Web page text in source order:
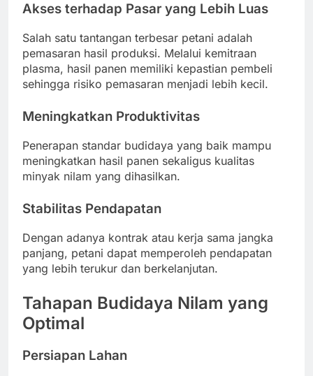
Akses terhadap Pasar yang Lebih Luas
Salah satu tantangan terbesar petani adalah
pemasaran hasil produksi. Melalui kemitraan
plasma, hasil panen memiliki kepastian pembeli
sehingga risiko pemasaran menjadi lebih kecil.
Meningkatkan Produktivitas
Penerapan standar budidaya yang baik mampu
meningkatkan hasil panen sekaligus kualitas
minyak nilam yang dihasilkan.
Stabilitas Pendapatan
Dengan adanya kontrak atau kerja sama jangka
panjang, petani dapat memperoleh pendapatan
yang lebih terukur dan berkelanjutan.
Tahapan Budidaya Nilam yang
Optimal
Persiapan Lahan